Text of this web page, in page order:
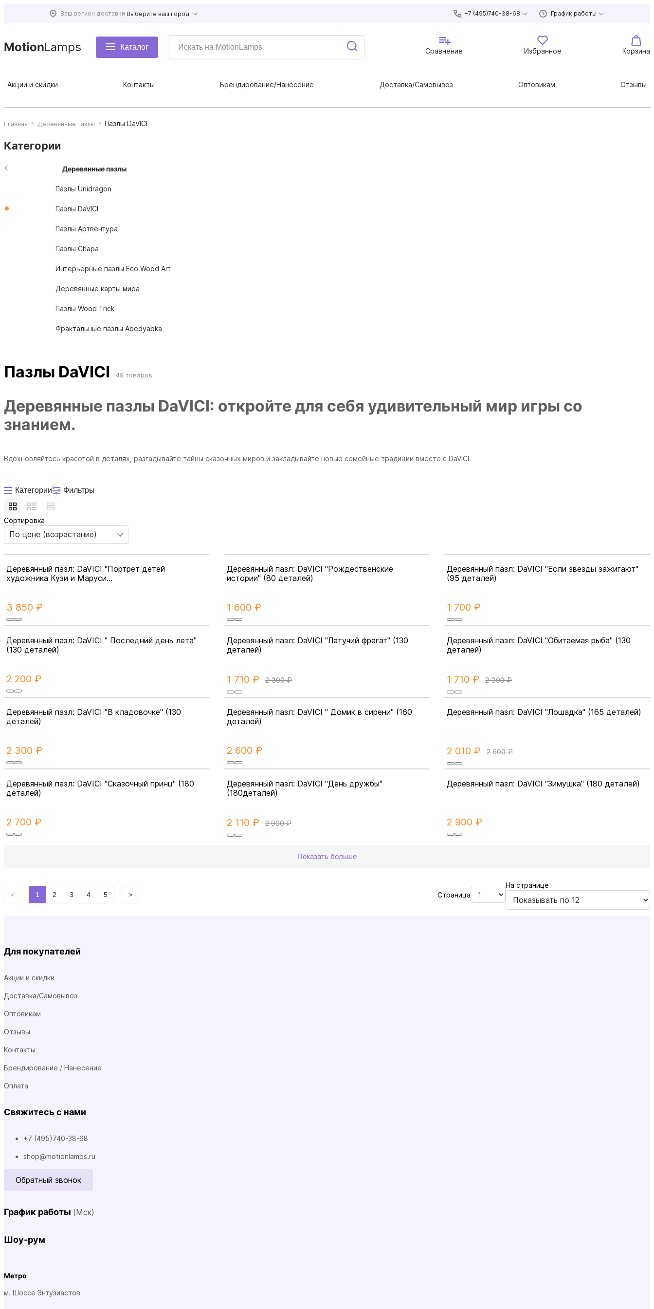
Ваш регион доставки Выберите ваш город +7 (495)740-38-68 График работы
MotionLamps Каталог Сравнение Избранное Корзина
Акции и скидки Контакты Брендирование/Нанесение Доставка/Самовывоз Оптовикам Отзывы
Главная Деревянные пазлы Пазлы DaVICI
Категории
Деревянные пазлы
Пазлы Unidragon
Пазлы DaVICI
Пазлы Артвентура
Пазлы Chapa
Интерьерные пазлы Eco Wood Art
Деревянные карты мира
Пазлы Wood Trick
Фрактальные пазлы Abedyabka
Пазлы DaVICI 49 товаров
Деревянные пазлы DaVICI: откройте для себя удивительный мир игры со
знанием.
Вдохновляйтесь красотой в деталях, разгадывайте тайны сказочных миров и закладывайте новые семейные традиции вместе с DaVICI.
Категории Фильтры
Сортировка
По цене (возрастание)
Деревянный пазл: DaVICI "Портрет детей
художника Кузи и Маруси...
3 850 ₽
Деревянный пазл: DaVICI "Рождественские
истории" (80 деталей)
1 600 ₽
Деревянный пазл: DaVICI "Если звезды зажигают"
(95 деталей)
1 700 ₽
Деревянный пазл: DaVICI " Последний день лета"
(130 деталей)
2 200 ₽
Деревянный пазл: DaVICI "Летучий фрегат" (130
деталей)
1 710 ₽ 2 300 ₽
Деревянный пазл: DaVICI "Обитаемая рыба" (130
деталей)
1 710 ₽ 2 300 ₽
Деревянный пазл: DaVICI "В кладовочке" (130
деталей)
2 300 ₽
Деревянный пазл: DaVICI " Домик в сирени" (160
деталей)
2 600 ₽
Деревянный пазл: DaVICI "Лошадка" (165 деталей)
2 010 ₽ 2 600 ₽
Деревянный пазл: DaVICI "Сказочный принц" (180
деталей)
2 700 ₽
Деревянный пазл: DaVICI "День дружбы"
(180деталей)
2 110 ₽ 2 900 ₽
Деревянный пазл: DaVICI "Зимушка" (180 деталей)
2 900 ₽
Показать больше
< 1 2 3 4 5 > Страница
На странице
Для покупателей
Акции и скидки
Доставка/Самовывоз
Оптовикам
Отзывы
Контакты
Брендирование / Нанесение
Оплата
Свяжитесь с нами
+7 (495)740-38-68
shop@motionlamps.ru
Обратный звонок
График работы (Мск)
Шоу-рум
Метро
м. Шоссе Энтузиастов